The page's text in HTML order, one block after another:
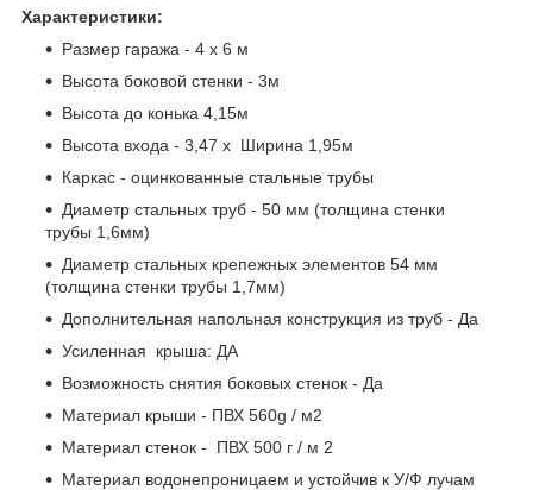
Характеристики:
Размер гаража - 4 х 6 м
Высота боковой стенки - 3м
Высота до конька 4,15м
Высота входа - 3,47 х Ширина 1,95м
Каркас - оцинкованные стальные трубы
Диаметр стальных труб - 50 мм (толщина стенки
трубы 1,6мм)
Диаметр стальных крепежных элементов 54 мм
(толщина стенки трубы 1,7мм)
Дополнительная напольная конструкция из труб - Да
Усиленная крыша: ДА
Возможность снятия боковых стенок - Да
Материал крыши - ПВХ 560g / м2
Материал стенок - ПВХ 500 г / м 2
Материал водонепроницаем и устойчив к У/Ф лучам